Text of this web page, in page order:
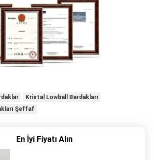
Kristal Lowball Bardakları
Şeffaf
En İyi Fiyatı Alın